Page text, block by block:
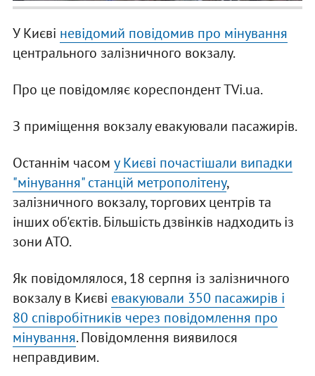
У Києві невідомий повідомив про мінування
центрального залізничного вокзалу.
Про це повідомляє кореспондент TVi.ua.
З приміщення вокзалу евакуювали пасажирів.
Останнім часом у Києві почастішали випадки
"мінування" станцій метрополітену,
залізничного вокзалу, торгових центрів та
інших об'єктів. Більшість дзвінків надходить із
зони АТО.
Як повідомлялося, 18 серпня із залізничного
вокзалу в Києві евакуювали 350 пасажирів і
80 співробітників через повідомлення про
мінування. Повідомлення виявилося
неправдивим.